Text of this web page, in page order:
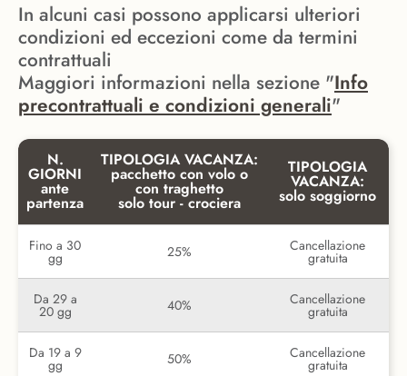
In alcuni casi possono applicarsi ulteriori
condizioni ed eccezioni come da termini
contrattuali
Maggiori informazioni nella sezione "Info
precontrattuali e condizioni generali"
N.
GIORNI
ante
partenza
TIPOLOGIA VACANZA:
pacchetto con volo o
con traghetto
solo tour - crociera
TIPOLOGIA
VACANZA:
solo soggiorno
Fino a 30
gg 25% Cancellazione
gratuita
Da 29 a
20 gg 40% Cancellazione
gratuita
Da 19 a 9
gg 50% Cancellazione
gratuita